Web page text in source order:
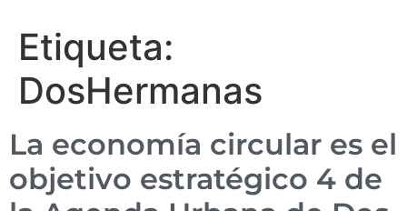
Etiqueta:
DosHermanas
La economía circular es el
objetivo estratégico 4 de